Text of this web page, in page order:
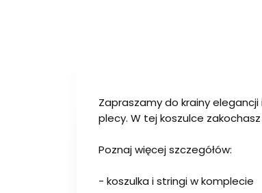
Zapraszamy do krainy
plecy. W tej koszulce
Poznaj więcej szczegółów:
- koszulka i stringi w komplecie